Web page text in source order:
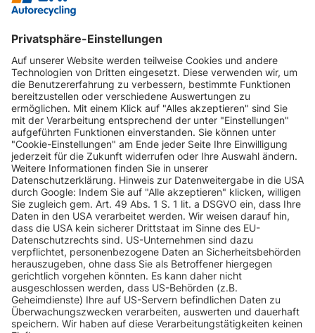
INFORMATIONEN
KUNDENSERVICE
INFORMATIONEN
ZAHLUNGSARTEN